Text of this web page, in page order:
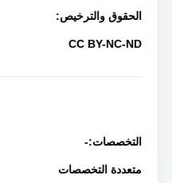
الحقوق والترخيص:
CC BY-NC-ND
التخصصات:-
متعددة التخصصات